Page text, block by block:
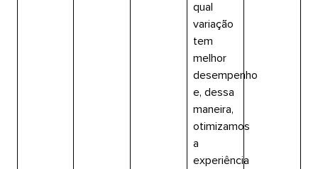
qual
variação
tem
melhor
desempenho
e, dessa
maneira,
otimizamos
a
experiência